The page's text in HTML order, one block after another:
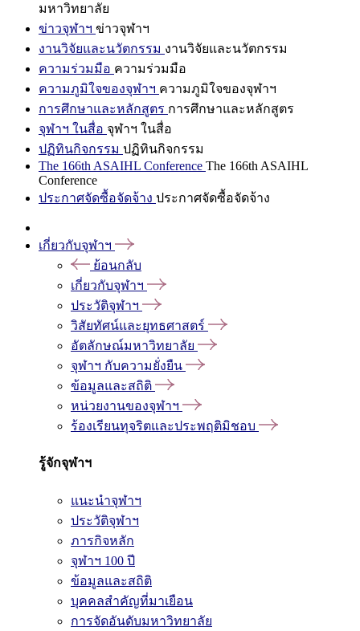
มหาวิทยาลัย
ข่าวจุฬาฯ ข่าวจุฬาฯ
งานวิจัยและนวัตกรรม งานวิจัยและนวัตกรรม
ความร่วมมือ ความร่วมมือ
ความภูมิใจของจุฬาฯ ความภูมิใจของจุฬาฯ
การศึกษาและหลักสูตร การศึกษาและหลักสูตร
จุฬาฯ ในสื่อ จุฬาฯ ในสื่อ
ปฏิทินกิจกรรม ปฏิทินกิจกรรม
The 166th ASAIHL Conference The 166th ASAIHL
Conference
ประกาศจัดซื้อจัดจ้าง ประกาศจัดซื้อจัดจ้าง
เกี่ยวกับจุฬาฯ
ย้อนกลับ
เกี่ยวกับจุฬาฯ
ประวัติจุฬาฯ
วิสัยทัศน์และยุทธศาสตร์
อัตลักษณ์มหาวิทยาลัย
จุฬาฯ กับความยั่งยืน
ข้อมูลและสถิติ
หน่วยงานของจุฬาฯ
ร้องเรียนทุจริตและประพฤติมิชอบ
รู้จักจุฬาฯ
แนะนำจุฬาฯ
ประวัติจุฬาฯ
ภารกิจหลัก
จุฬาฯ 100 ปี
ข้อมูลและสถิติ
บุคคลสำคัญที่มาเยือน
การจัดอันดับมหาวิทยาลัย